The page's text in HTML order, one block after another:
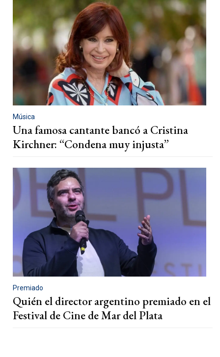
Música
Una famosa cantante bancó a Cristina
Kirchner: “Condena muy injusta”
Premiado
Quién el director argentino premiado en el
Festival de Cine de Mar del Plata